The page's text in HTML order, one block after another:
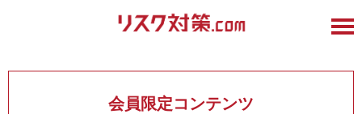
会員限定コンテンツ